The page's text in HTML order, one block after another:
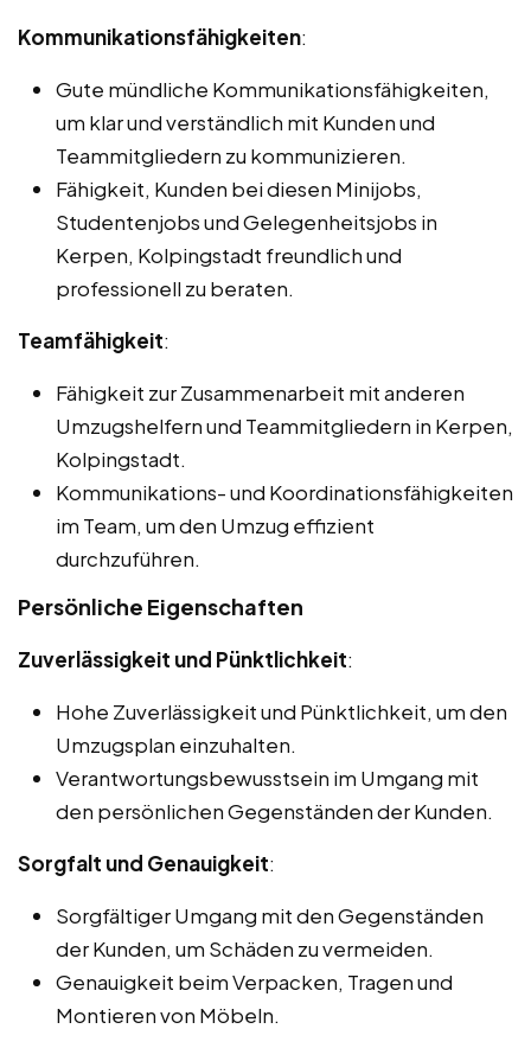
Kommunikationsfähigkeiten:
Gute mündliche Kommunikationsfähigkeiten,
um klar und verständlich mit Kunden und
Teammitgliedern zu kommunizieren.
Fähigkeit, Kunden bei diesen Minijobs,
Studentenjobs und Gelegenheitsjobs in
Kerpen, Kolpingstadt freundlich und
professionell zu beraten.
Teamfähigkeit:
Fähigkeit zur Zusammenarbeit mit anderen
Umzugshelfern und Teammitgliedern in Kerpen,
Kolpingstadt.
Kommunikations- und Koordinationsfähigkeiten
im Team, um den Umzug effizient
durchzuführen.
Persönliche Eigenschaften
Zuverlässigkeit und Pünktlichkeit:
Hohe Zuverlässigkeit und Pünktlichkeit, um den
Umzugsplan einzuhalten.
Verantwortungsbewusstsein im Umgang mit
den persönlichen Gegenständen der Kunden.
Sorgfalt und Genauigkeit:
Sorgfältiger Umgang mit den Gegenständen
der Kunden, um Schäden zu vermeiden.
Genauigkeit beim Verpacken, Tragen und
Montieren von Möbeln.